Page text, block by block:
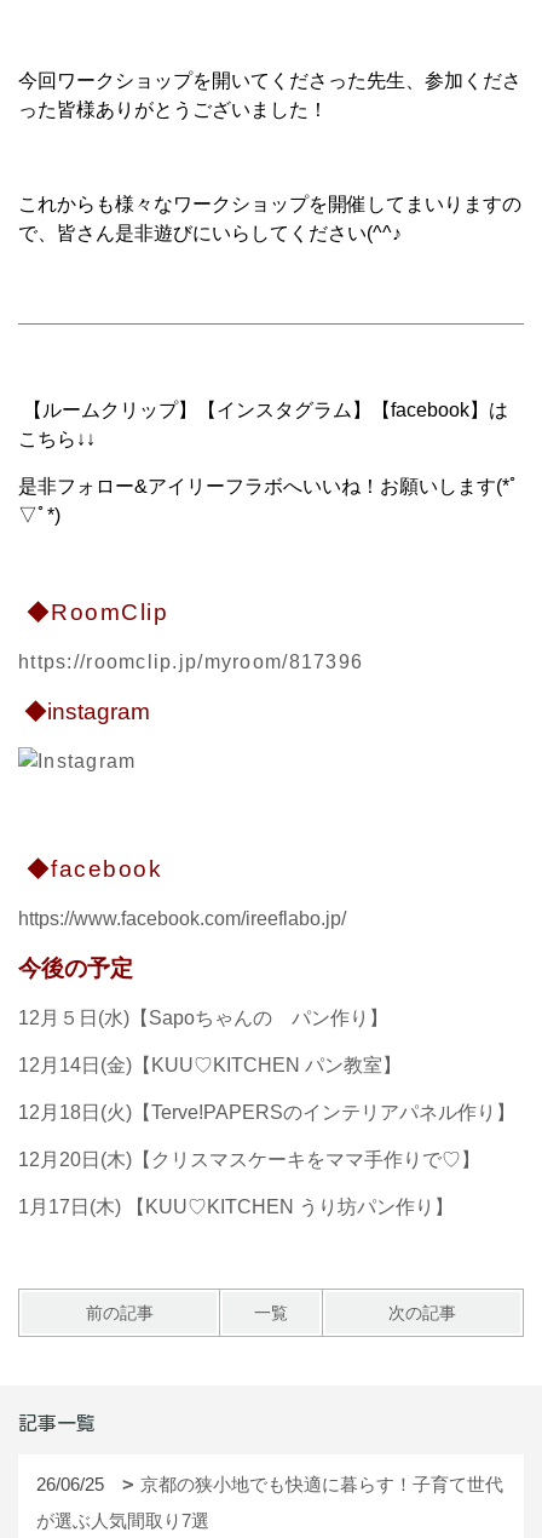
今回ワークショップを開いてくださった先生、参加くださ
った皆様ありがとうございました！
これからも様々なワークショップを開催してまいりますの
で、皆さん是非遊びにいらしてください(^^♪
【ルームクリップ】【インスタグラム】【facebook】は
こちら↓↓
是非フォロー&アイリーフラボへいいね！お願いします(*ﾟ
▽ﾟ*)
◆RoomClip
https://roomclip.jp/myroom/817396
◆instagram
◆facebook
https://www.facebook.com/ireeflabo.jp/
今後の予定
12月５日(水)【Sapoちゃんの パン作り】
12月14日(金)【KUU♡KITCHEN パン教室】
12月18日(火)【Terve!PAPERSのインテリアパネル作り】
12月20日(木)【クリスマスケーキをママ手作りで♡】
1月17日(木) 【KUU♡KITCHEN うり坊パン作り】
前の記事 一覧 次の記事
記事一覧
26/06/25
京都の狭小地でも快適に暮らす！子育て世代
が選ぶ人気間取り7選